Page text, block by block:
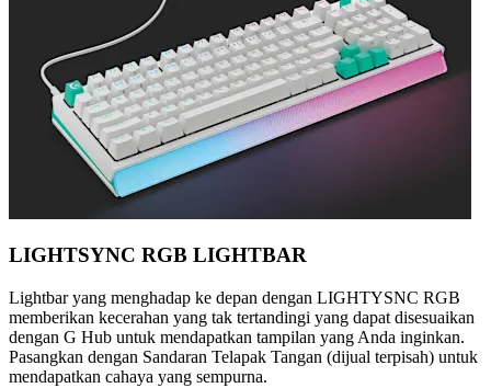
LIGHTSYNC RGB LIGHTBAR
Lightbar yang menghadap ke depan dengan LIGHTYSNC RGB
memberikan kecerahan yang tak tertandingi yang dapat disesuaikan
dengan G Hub untuk mendapatkan tampilan yang Anda inginkan.
Pasangkan dengan Sandaran Telapak Tangan (dijual terpisah) untuk
mendapatkan cahaya yang sempurna.